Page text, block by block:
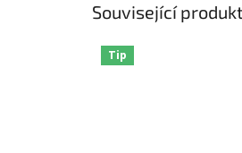
Související
Tip